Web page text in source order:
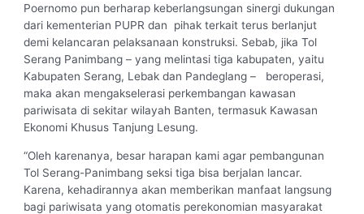
Poernomo pun berharap keberlangsungan sinergi dukungan
dari kementerian PUPR dan pihak terkait terus berlanjut
demi kelancaran pelaksanaan konstruksi. Sebab, jika Tol
Serang Panimbang – yang melintasi tiga kabupaten, yaitu
Kabupaten Serang, Lebak dan Pandeglang – beroperasi,
maka akan mengakselerasi perkembangan kawasan
pariwisata di sekitar wilayah Banten, termasuk Kawasan
Ekonomi Khusus Tanjung Lesung.
“Oleh karenanya, besar harapan kami agar pembangunan
Tol Serang-Panimbang seksi tiga bisa berjalan lancar.
Karena, kehadirannya akan memberikan manfaat langsung
bagi pariwisata yang otomatis perekonomian masyarakat